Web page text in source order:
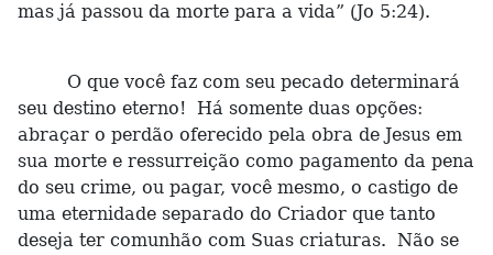
mas já passou da morte para a vida” (Jo 5:24).
O que você faz com seu pecado determinará
seu destino eterno! Há somente duas opções:
abraçar o perdão oferecido pela obra de Jesus em
sua morte e ressurreição como pagamento da pena
do seu crime, ou pagar, você mesmo, o castigo de
uma eternidade separado do Criador que tanto
deseja ter comunhão com Suas criaturas. Não se